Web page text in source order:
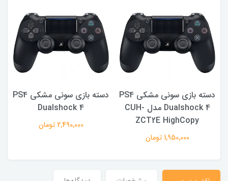
دسته بازی سونی مشکی PS4
Dualshock 4 مدل CUH-
ZCT2E HighCopy
1,950,000 تومان
دسته بازی سونی مشکی PS4
Dualshock 4
2,490,000 تومان